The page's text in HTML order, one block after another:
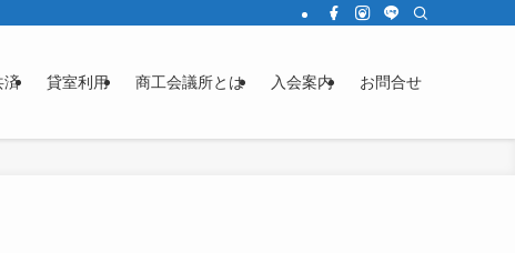
済 貸室利用 商工会議所とは 入会案内 お問合せ